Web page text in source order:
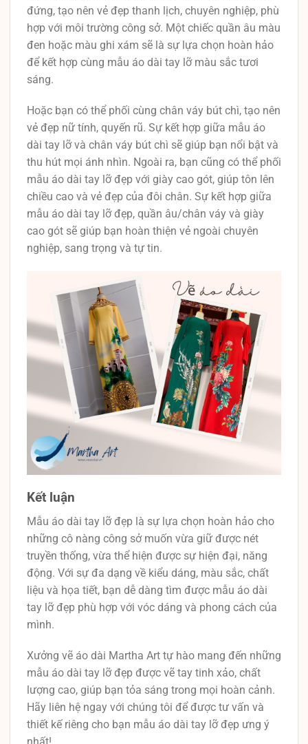
đứng, tạo nên vẻ đẹp thanh lịch, chuyên nghiệp, phù
hợp với môi trường công sở. Một chiếc quần âu màu
đen hoặc màu ghi xám sẽ là sự lựa chọn hoàn hảo
để kết hợp cùng mẫu áo dài tay lỡ màu sắc tươi
sáng.
Hoặc bạn có thể phối cùng chân váy bút chì, tạo nên
vẻ đẹp nữ tính, quyến rũ. Sự kết hợp giữa mẫu áo
dài tay lỡ và chân váy bút chì sẽ giúp bạn nổi bật và
thu hút mọi ánh nhìn. Ngoài ra, bạn cũng có thể phối
mẫu áo dài tay lỡ đẹp với giày cao gót, giúp tôn lên
chiều cao và vẻ đẹp của đôi chân. Sự kết hợp giữa
mẫu áo dài tay lỡ đẹp, quần âu/chân váy và giày
cao gót sẽ giúp bạn hoàn thiện vẻ ngoài chuyên
nghiệp, sang trọng và tự tin.
Kết luận
Mẫu áo dài tay lỡ đẹp là sự lựa chọn hoàn hảo cho
những cô nàng công sở muốn vừa giữ được nét
truyền thống, vừa thể hiện được sự hiện đại, năng
động. Với sự đa dạng về kiểu dáng, màu sắc, chất
liệu và họa tiết, bạn dễ dàng tìm được mẫu áo dài
tay lỡ đẹp phù hợp với vóc dáng và phong cách của
mình.
Xưởng vẽ áo dài Martha Art tự hào mang đến những
mẫu áo dài tay lỡ đẹp được vẽ tay tinh xảo, chất
lượng cao, giúp bạn tỏa sáng trong mọi hoàn cảnh.
Hãy liên hệ ngay với chúng tôi để được tư vấn và
thiết kế riêng cho bạn mẫu áo dài tay lỡ đẹp ưng ý